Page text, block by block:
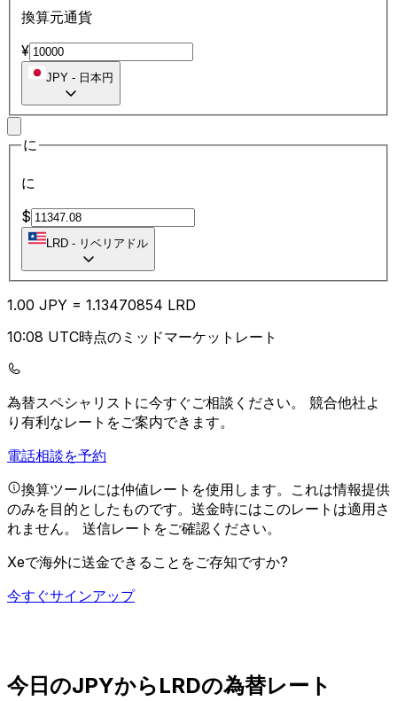
換算元通貨
¥
JPY - 日本円
に
に
$
LRD - リベリアドル
1.00 JPY = 1.13470854 LRD
10:08 UTC時点のミッドマーケットレート
為替スペシャリストに今すぐご相談ください。 競合他社よ
り有利なレートをご案内できます。
電話相談を予約
換算ツールには仲値レートを使用します。これは情報提供
のみを目的としたものです。送金時にはこのレートは適用さ
れません。 送信レートをご確認ください。
Xeで海外に送金できることをご存知ですか?
今すぐサインアップ
今日のJPYからLRDの為替レート